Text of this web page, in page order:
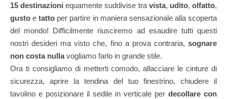
15 destinazioni equamente suddivise tra vista, udito,olfatto,
gusto etatto per partire in maniera sensazionale alla scoperta
del mondo! Difficilmente riusciremo ad esaudire tutti questi
nostri desideri ma visto che, fino a prova contraria, sognare
non costa nullavogliamo farlo in grande stile.
Ora ti consigliamo di metterti comodo, allacciare le cinture di
sicurezza, aprire la tendina del tuo finestrino, chiudere il
tavolino e posizionare il sedile in verticale per decollare con